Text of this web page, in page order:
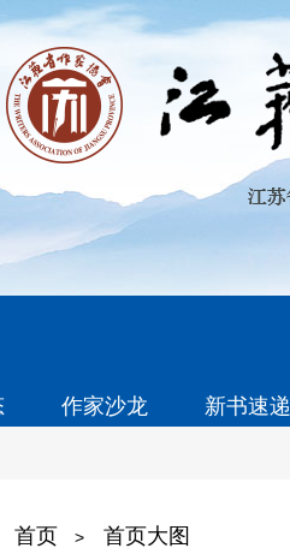
作家沙龙 新书速递
首页 > 首页大图